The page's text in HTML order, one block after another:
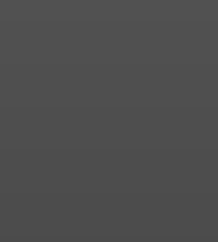
Росгвардии по Чувашской
обращения с оружием
медаль на чемпионате